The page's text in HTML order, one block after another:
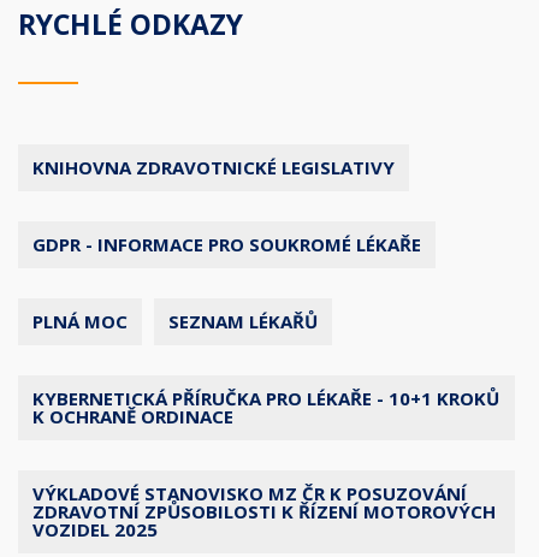
RYCHLÉ ODKAZY
KNIHOVNA ZDRAVOTNICKÉ LEGISLATIVY
GDPR - INFORMACE PRO SOUKROMÉ LÉKAŘE
PLNÁ MOC SEZNAM LÉKAŘŮ
KYBERNETICKÁ PŘÍRUČKA PRO LÉKAŘE - 10+1 KROKŮ
K OCHRANĚ ORDINACE
VÝKLADOVÉ STANOVISKO MZ ČR K POSUZOVÁNÍ
ZDRAVOTNÍ ZPŮSOBILOSTI K ŘÍZENÍ MOTOROVÝCH
VOZIDEL 2025